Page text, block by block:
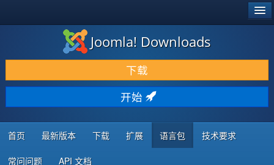
下载 & 扩展
发现 & 学习
社区 & 支持
开发者资源
Joomla! Downloads
下载
开始
首页 最新版本 下载 扩展 语言包 技术要求
常问问题 API 文档